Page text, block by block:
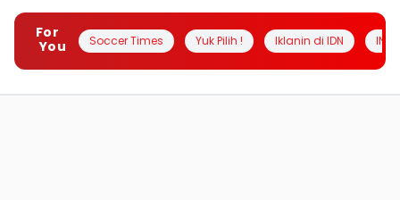
For
You
Soccer Times Yuk Pilih ! Iklanin di IDN